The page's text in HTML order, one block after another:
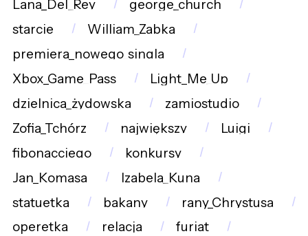
Lana_Del_Rey
george_church
starcie
William_Zabka
premiera_nowego_singla
Xbox_Game_Pass
Light_Me_Up
dzielnica_żydowska
zamiostudio
Zofia_Tchórz
największy
Luigi
fibonacciego
konkursy
Jan_Komasa
Izabela_Kuna
statuetka
bakany
rany_Chrystusa
operetka
relacja
furiat